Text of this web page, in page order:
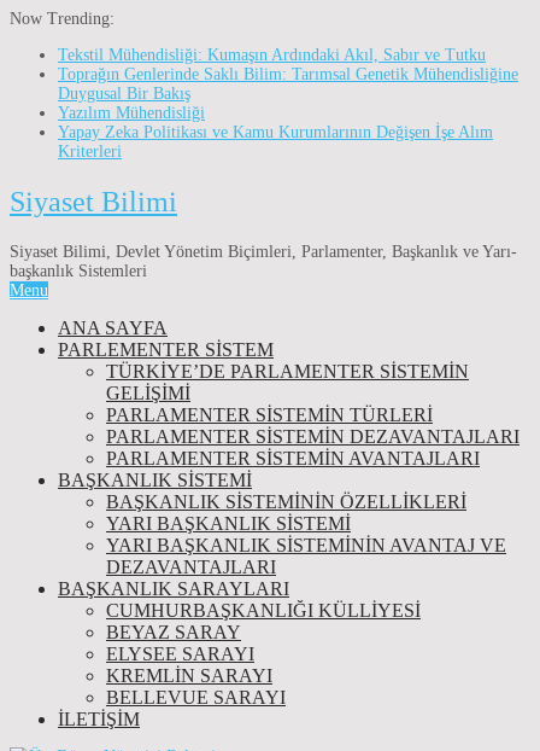
Now Trending:
Tekstil Mühendisliği: Kumaşın Ardındaki Akıl, Sabır ve Tutku
Toprağın Genlerinde Saklı Bilim: Tarımsal Genetik Mühendisliğine
Duygusal Bir Bakış
Yazılım Mühendisliği
Yapay Zeka Politikası ve Kamu Kurumlarının Değişen İşe Alım
Kriterleri
Siyaset Bilimi
Siyaset Bilimi, Devlet Yönetim Biçimleri, Parlamenter, Başkanlık ve Yarı-
başkanlık Sistemleri
Menu
ANA SAYFA
PARLEMENTER SİSTEM
TÜRKIYE’DE PARLAMENTER SISTEMIN
GELIŞIMI
PARLAMENTER SİSTEMİN TÜRLERİ
PARLAMENTER SİSTEMİN DEZAVANTAJLARI
PARLAMENTER SİSTEMİN AVANTAJLARI
BAŞKANLIK SİSTEMİ
BAŞKANLIK SISTEMININ ÖZELLIKLERI
YARI BAŞKANLIK SISTEMI
YARI BAŞKANLIK SISTEMININ AVANTAJ VE
DEZAVANTAJLARI
BAŞKANLIK SARAYLARI
CUMHURBAŞKANLIĞI KÜLLİYESİ
BEYAZ SARAY
ELYSEE SARAYI
KREMLIN SARAYI
BELLEVUE SARAYI
İLETIŞIM